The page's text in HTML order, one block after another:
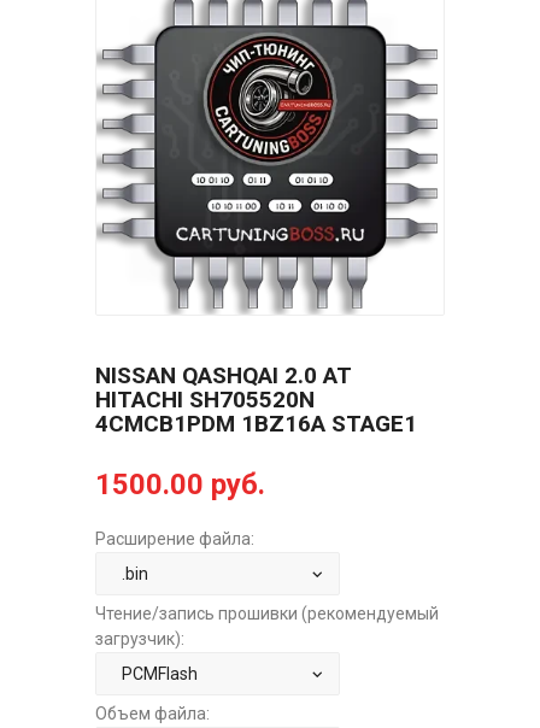
NISSAN QASHQAI 2.0 AT
HITACHI SH705520N
4CMCB1PDM 1BZ16A STAGE1
1500.00 руб.
Расширение файла:
Чтение/запись прошивки (рекомендуемый
загрузчик):
Объем файла: